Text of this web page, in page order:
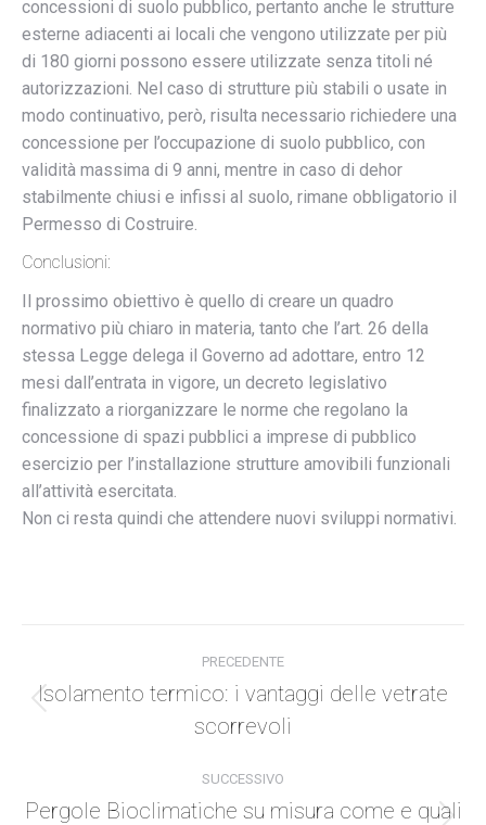
concessioni di suolo pubblico, pertanto anche le strutture
esterne adiacenti ai locali che vengono utilizzate per più
di 180 giorni possono essere utilizzate senza titoli né
autorizzazioni. Nel caso di strutture più stabili o usate in
modo continuativo, però, risulta necessario richiedere una
concessione per l’occupazione di suolo pubblico, con
validità massima di 9 anni, mentre in caso di dehor
stabilmente chiusi e infissi al suolo, rimane obbligatorio il
Permesso di Costruire.
Conclusioni:
Il prossimo obiettivo è quello di creare un quadro
normativo più chiaro in materia, tanto che l’art. 26 della
stessa Legge delega il Governo ad adottare, entro 12
mesi dall’entrata in vigore, un decreto legislativo
finalizzato a riorganizzare le norme che regolano la
concessione di spazi pubblici a imprese di pubblico
esercizio per l’installazione strutture amovibili funzionali
all’attività esercitata.
Non ci resta quindi che attendere nuovi sviluppi normativi.
navigazione
PRECEDENTE
Messaggio
precedente:
Isolamento termico: i vantaggi delle vetrate
scorrevoli
SUCCESSIVO
Pergole Bioclimatiche su misura come e quali